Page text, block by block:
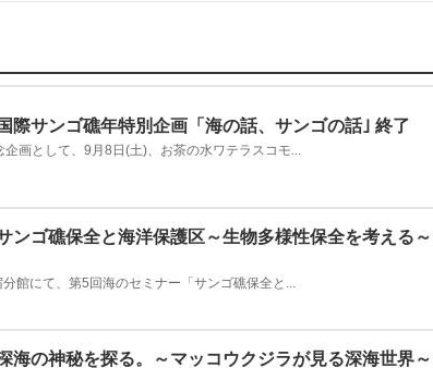
際サンゴ礁年特別企画「海の話、サンゴの話｣ 終了
画として、9月8日(土)、お茶の水ワテラスコモ...
ンゴ礁保全と海洋保護区～生物多様性保全を考える
館にて、第5回海のセミナー「サンゴ礁保全と...
海の神秘を探る。～マッコウクジラが見る深海世界